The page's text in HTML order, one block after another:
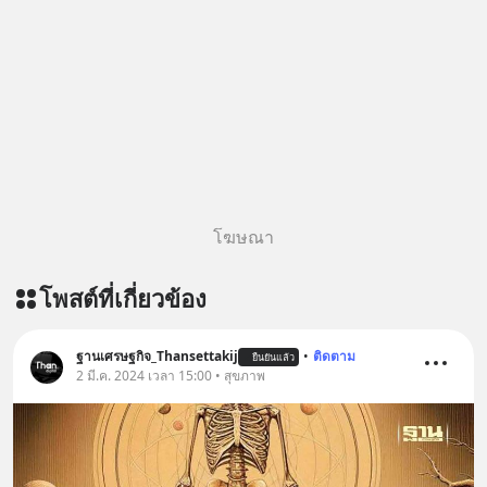
เครียด หลับยาก ผมอยากแนะนำ
บรรเทาความเครียด ลดความวิตกกังวล
หลับมีประสิทธิภาพมากยิ่งขึ้น 📍 สนใจ
สั่งซื้อสินค้า Diip CBD 💬 LINE :
@diipgeek 🔗 หรือกดลิงก์
https://lin.ee/U91Fzyz
โฆษณา
โพสต์ที่เกี่ยวข้อง
ฐานเศรษฐกิจ_Thansettakij ยืนยันแล้ว • ติดตาม
2 มี.ค. 2024 เวลา 15:00 • สุขภาพ